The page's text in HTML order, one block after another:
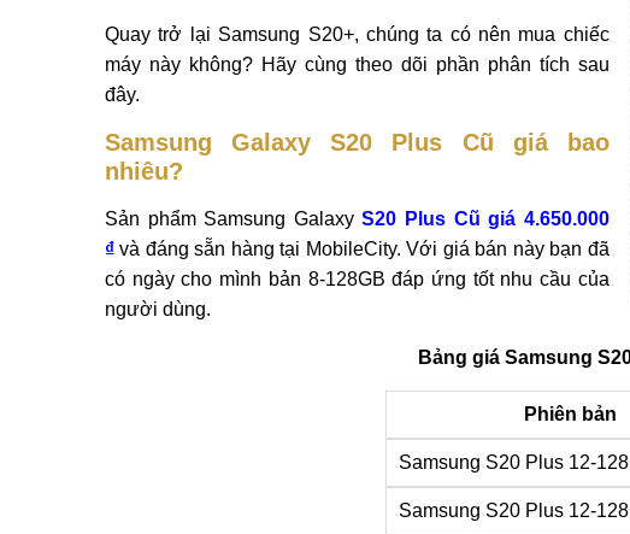
Quay trở lại Samsung S20+, chúng ta có nên mua chiếc
máy này không? Hãy cùng theo dõi phần phân tích sau
đây.
Samsung Galaxy S20 Plus Cũ giá bao
nhiêu?
Sản phẩm Samsung GalaxyS20 Plus Cũ giá 4.650.000
₫ và đáng sẵn hàng tại MobileCity. Với giá bán này bạn đã
có ngày cho mình bản 8-128GB đáp ứng tốt nhu cầu của
người dùng.
Bảng giá Samsung
Phiên bản
Samsung S20 Plus 12-
Samsung S20 Plus 12-